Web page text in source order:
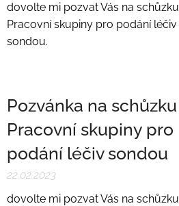
dovolte mi pozvat Vás na schůzku
Pracovní skupiny pro podání léčiv
sondou.
Pozvánka na schůzku
Pracovní skupiny pro
podání léčiv sondou
22.02.2023
dovolte mi pozvat Vás na schůzku